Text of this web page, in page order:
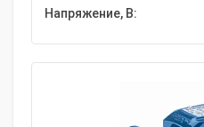
Напряжение, В: